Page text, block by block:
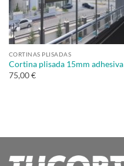
CORTINAS PLISADAS
Cortina plisada 15mm adhesiva
75,00 €